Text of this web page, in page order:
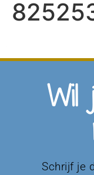
Wil
Schrijf je